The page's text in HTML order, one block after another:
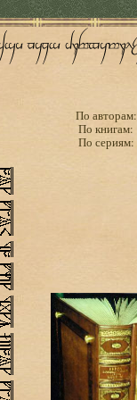
По авторам:
По книгам:
По сериям: